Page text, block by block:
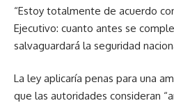
“Estoy totalmente de acuerdo
Ejecutivo: cuanto antes se
salvaguardará la seguridad
La ley aplicaría penas para una
que las autoridades consideran